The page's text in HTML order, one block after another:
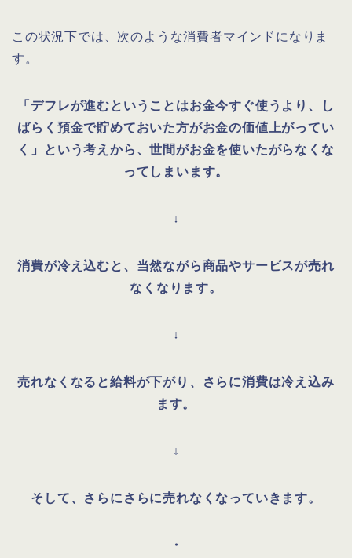
この状況下では、次のような消費者マインドになりま
す。
「デフレが進むということはお金今すぐ使うより、し
ばらく預金で貯めておいた方がお金の価値上がってい
く」
という考えから、世間がお金を使いたがらなくな
ってしまいます。
↓
消費が冷え込むと、当然ながら商品やサービスが売れ
なくなります。
↓
売れなくなると給料が下がり、さらに消費は冷え込み
ます。
↓
そして、さらにさらに売れなくなっていきます。
・